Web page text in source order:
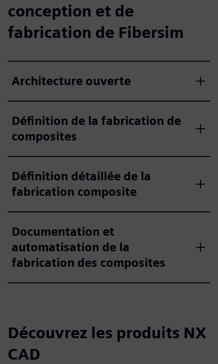
conception et de
fabrication de Fibersim
Architecture ouverte
Définition de la fabrication de
composites
Définition détaillée de la
fabrication composite
Documentation et
automatisation de la
fabrication des composites
Découvrez les produits NX
CAD